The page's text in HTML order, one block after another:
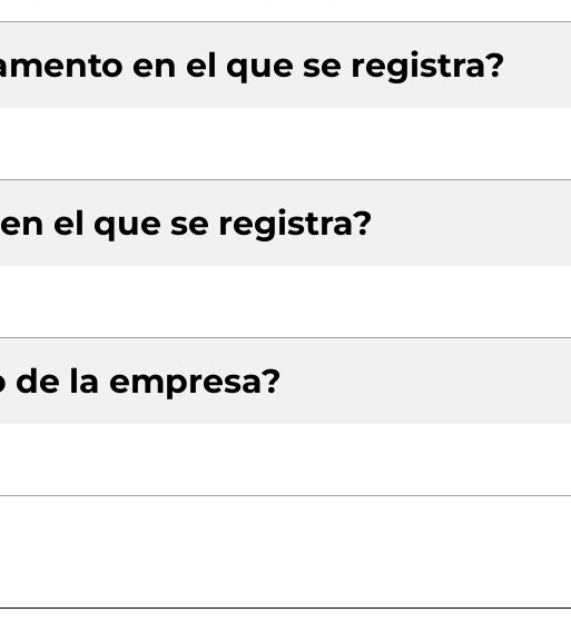
en el que se registra?
el que se registra?
de la empresa?